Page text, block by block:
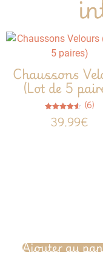
Chaussons
(Lot de 5
Note
4.50
sur 5
(6)
39.99€
Ajouter au